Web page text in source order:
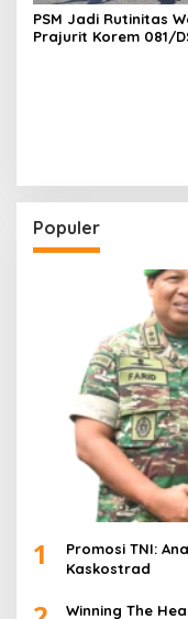
PSM Jadi Rutinitas
Prajurit Korem 081/
Populer
1
Promosi TNI:
Kaskostrad
Winning The